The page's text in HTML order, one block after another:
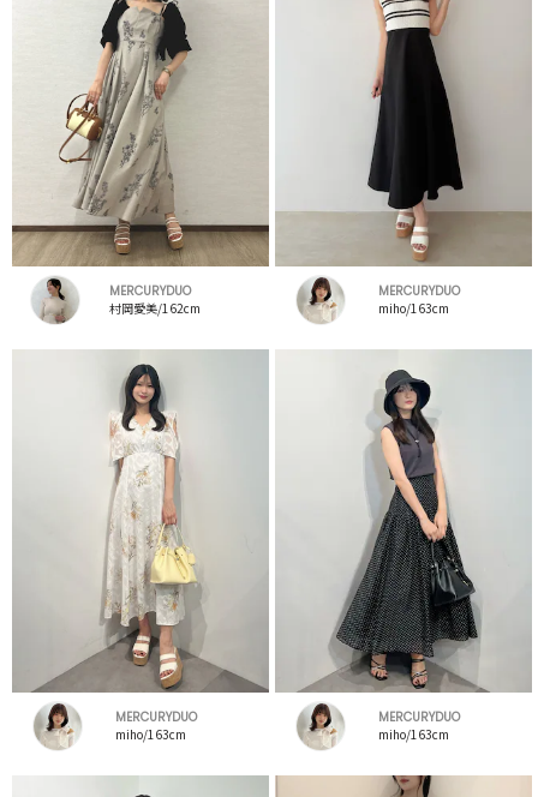
MERCURYDUO
村岡愛美/162cm
MERCURYDUO
miho/163cm
MERCURYDUO
miho/163cm
MERCURYDUO
miho/163cm